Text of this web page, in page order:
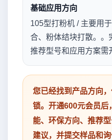
基础应用方向
105型打粉机 / 主要用
合、粉体结块打散。。
推荐型号和应用方案需
您已经找到产品方向
锁。开通600元会员后
能、环保方向、推荐
建议，并提交样品和询